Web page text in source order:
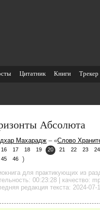
Цитатник Книги Трекер
Абсолюта
Махарадж – «Слово
16 17 18 19 20 21 22 23 24
45 46
)
для практикующих из
00:23:28 | качество:
редакция текста: 2024-